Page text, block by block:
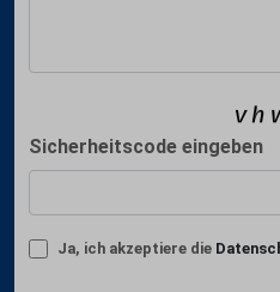
Sicherheitscode eingeben
Ja, ich akzeptiere die